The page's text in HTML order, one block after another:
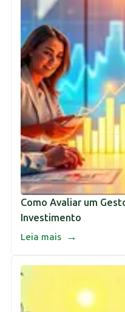
Como Avaliar um
Investimento
Leia mais →